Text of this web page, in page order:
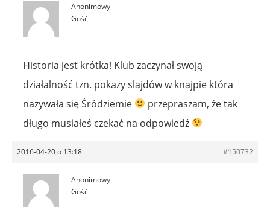
Anonimowy
Gość
Historia jest krótka! Klub zaczynał swoją
działalność tzn. pokazy slajdów w knajpie która
nazywała się Śródziemie
przepraszam, że tak
długo musiałeś czekać na odpowiedź
2016-04-20 o 13:18 #150732
Anonimowy
Gość